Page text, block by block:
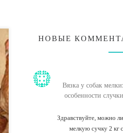
НОВЫЕ
Вязка у собак
особенности
Здравствуйте, можно
мелкую сучку 2 кг